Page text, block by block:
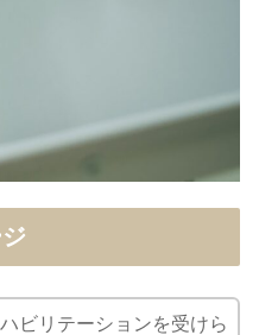
ビリテーションを受けら